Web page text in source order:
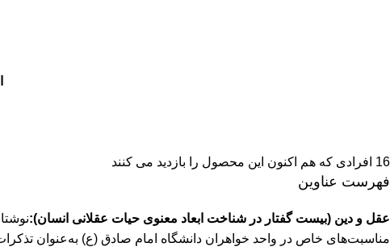
16 افرادی که هم اکنون این محصول را بازدید می کنند
فهرست عناوین
عقل و دین (بیست گفتار در شناخت ابعاد معنوی حیات عقلانی انسان):
مناسبت‌های خاص در واحد خواهران دانشگاه امام صادق (ع) به‌عنوان